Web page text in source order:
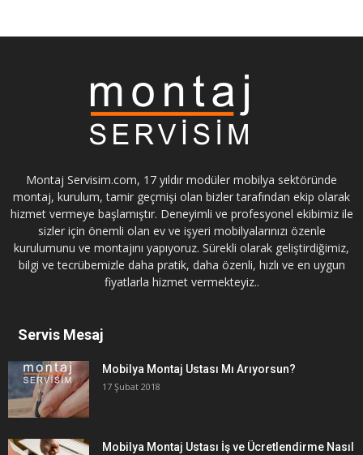
Montaj Servisim.com, 17 yıldır modüler mobilya sektöründe
montaj, kurulum, tamir geçmişi olan bizler tarafından ekip olarak
hizmet vermeye başlamıştır. Deneyimli ve profesyonel ekibimiz ile
sizler için önemli olan ev ve işyeri mobilyalarınızı özenle
kurulumunu ve montajını yapıyoruz. Sürekli olarak geliştirdiğimiz,
bilgi ve tecrübemizle daha pratik, daha özenli, hızlı ve en uygun
fiyatlarla hizmet vermekteyiz..
Servis Mesaj
Mobilya Montaj Ustası Mı Arıyorsun?
17 Şubat 2018
Mobilya Montaj Ustası İş ve Ücretlendirme Nasıl